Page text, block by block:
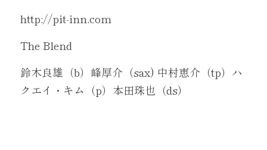
http://pit-inn.com
The Blend
鈴木良雄（b）峰厚介（sax) 中村恵介（tp）ハ
クエイ・キム（p）本田珠也（ds）